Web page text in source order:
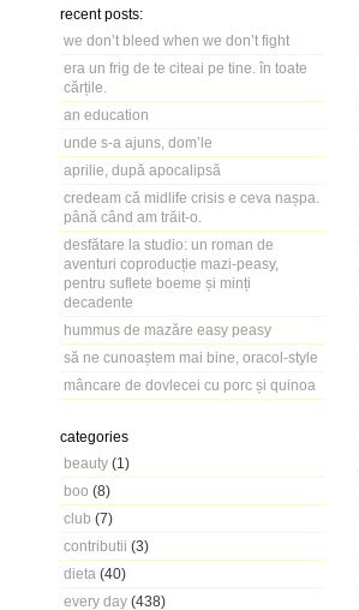
recent posts:
we don’t bleed when we don’t fight
era un frig de te citeai pe tine. în toate
cărțile.
an education
unde s-a ajuns, dom’le
aprilie, după apocalipsă
credeam că midlife crisis e ceva nașpa.
până când am trăit-o.
desfătare la studio: un roman de
aventuri coproducție mazi-peasy,
pentru suflete boeme și minți
decadente
hummus de mazăre easy peasy
să ne cunoaștem mai bine, oracol-style
mâncare de dovlecei cu porc și quinoa
categories
beauty (1)
boo (8)
club (7)
contributii (3)
dieta (40)
every day (438)